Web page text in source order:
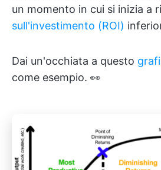
un momento in cui si inizia a
sull'investimento (ROI)
Dai un'occhiata a questo
come esempio. 👀